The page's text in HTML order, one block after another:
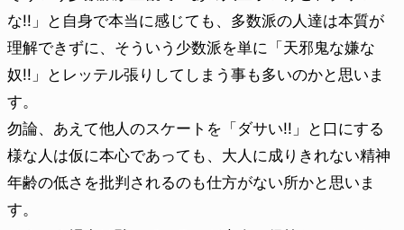
な!!」と自身で本当に感じても、多数派の人達は本質が
理解できずに、そういう少数派を単に「天邪鬼な嫌な
奴!!」とレッテル張りしてしまう事も多いのかと思いま
す。
勿論、あえて他人のスケートを「ダサい!!」と口にする
様な人は仮に本心であっても、大人に成りきれない精神
年齢の低さを批判されるのも仕方がない所かと思いま
す。